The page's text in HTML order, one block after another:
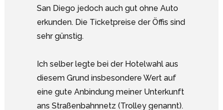
San Diego jedoch auch gut ohne Auto
erkunden. Die Ticketpreise der Öffis sind
sehr günstig.
Ich selber legte bei der Hotelwahl aus
diesem Grund insbesondere Wert auf
eine gute Anbindung meiner Unterkunft
ans Straßenbahnnetz (Trolley genannt).